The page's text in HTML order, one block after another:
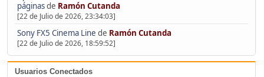
páginasde Ramón Cutanda
[22 de Julio de 2026, 23:34:03]
Sony FX5 Cinema Line de Ramón Cutanda
[22 de Julio de 2026, 18:59:52]
Usuarios Conectados